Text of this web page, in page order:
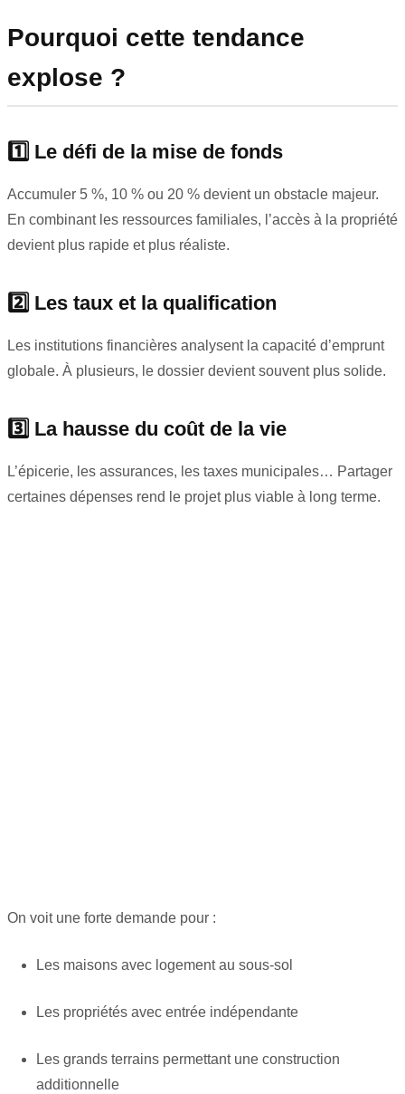
Pourquoi cette tendance
explose ?
1️⃣ Le défi de la mise de fonds
Accumuler 5 %, 10 % ou 20 % devient un obstacle majeur.
En combinant les ressources familiales, l’accès à la propriété
devient plus rapide et plus réaliste.
2️⃣ Les taux et la qualification
Les institutions financières analysent la capacité d’emprunt
globale. À plusieurs, le dossier devient souvent plus solide.
3️⃣ La hausse du coût de la vie
L’épicerie, les assurances, les taxes municipales… Partager
certaines dépenses rend le projet plus viable à long terme.
On voit une forte demande pour :
Les maisons avec logement au sous-sol
Les propriétés avec entrée indépendante
Les grands terrains permettant une construction
additionnelle